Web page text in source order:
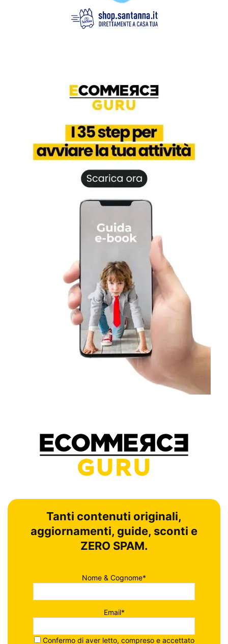
Tanti contenuti originali,
aggiornamenti, guide, sconti e
ZERO SPAM.
Nome & Cognome*
Email*
Confermo di aver letto, compreso e accettato